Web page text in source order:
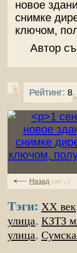
новое
снимке
ключом,
Автор
Рейтинг: 8
Назад (ctrl ←)
Тэги: XX век
улица, КЗТЗ
улица,